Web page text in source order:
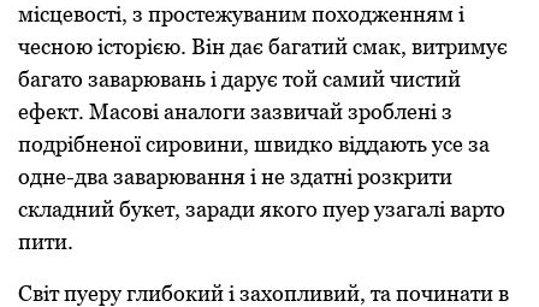
місцевості, з простежуваним походженням і
чесною історією. Він дає багатий смак, витримує
багато заварювань і дарує той самий чистий
ефект. Масові аналоги зазвичай зроблені з
подрібненої сировини, швидко віддають усе за
одне-два заварювання і не здатні розкрити
складний букет, заради якого пуер узагалі варто
пити.
Світ пуеру глибокий і захопливий, та починати в